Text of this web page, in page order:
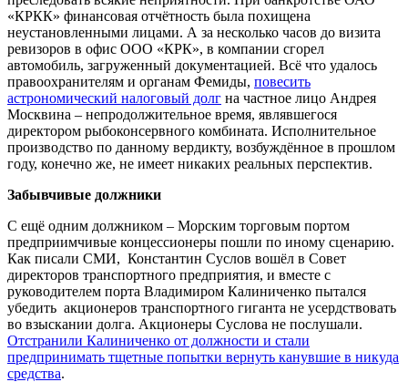
«КРКК» финансовая отчётность была похищена
неустановленными лицами. А за несколько часов до визита
ревизоров в офис ООО «КРК», в компании сгорел
автомобиль, загруженный документацией. Всё что удалось
правоохранителям и органам Фемиды, повесить
астрономический налоговый долг на частное лицо Андрея
Москвина – непродолжительное время, являвшегося
директором рыбоконсервного комбината. Исполнительное
производство по данному вердикту, возбуждённое в прошлом
году, конечно же, не имеет никаких реальных перспектив.
Забывчивые должники
С ещё одним должником – Морским торговым портом
предприимчивые концессионеры пошли по иному сценарию.
Как писали СМИ, Константин Суслов вошёл в Совет
директоров транспортного предприятия, и вместе с
руководителем порта Владимиром Калиниченко пытался
убедить акционеров транспортного гиганта не усердствовать
во взыскании долга. Акционеры Суслова не послушали.
Отстранили Калиниченко от должности и стали
предпринимать тщетные попытки вернуть канувшие в никуда
средства.